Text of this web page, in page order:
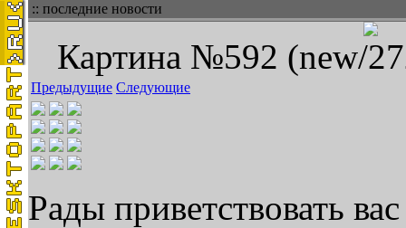
:: последние новости
Картина №592 (new/
Предыдущие Следующие
Рады приветствовать